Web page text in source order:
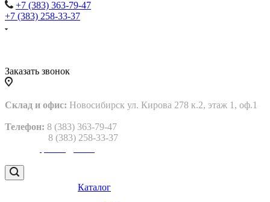
+7 (383) 363-79-47
+7 (383) 258-33-37
Заказать звонок
Склад и офис: Новосибирск ул. Кирова 278 к.2, этаж 1, оф.1
Телефон: 8 (383) 363-79-47
8 (383) 258-33-37
Каталог